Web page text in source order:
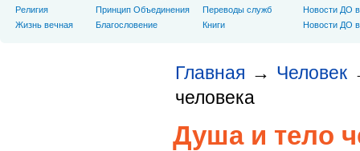
Главная → Человек
человека
Душа и тело
Религия
Жизнь вечная
Принцип Объединения
Благословение
Переводы служб
Книги
Новости ДО
Новости ДО